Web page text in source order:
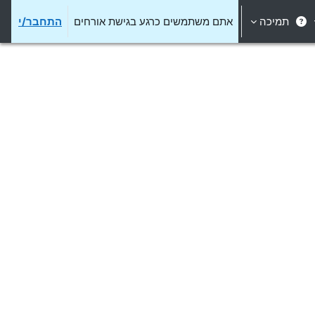
תמיכה אתם משתמשים כרגע בגישת אורחים התחבר/י